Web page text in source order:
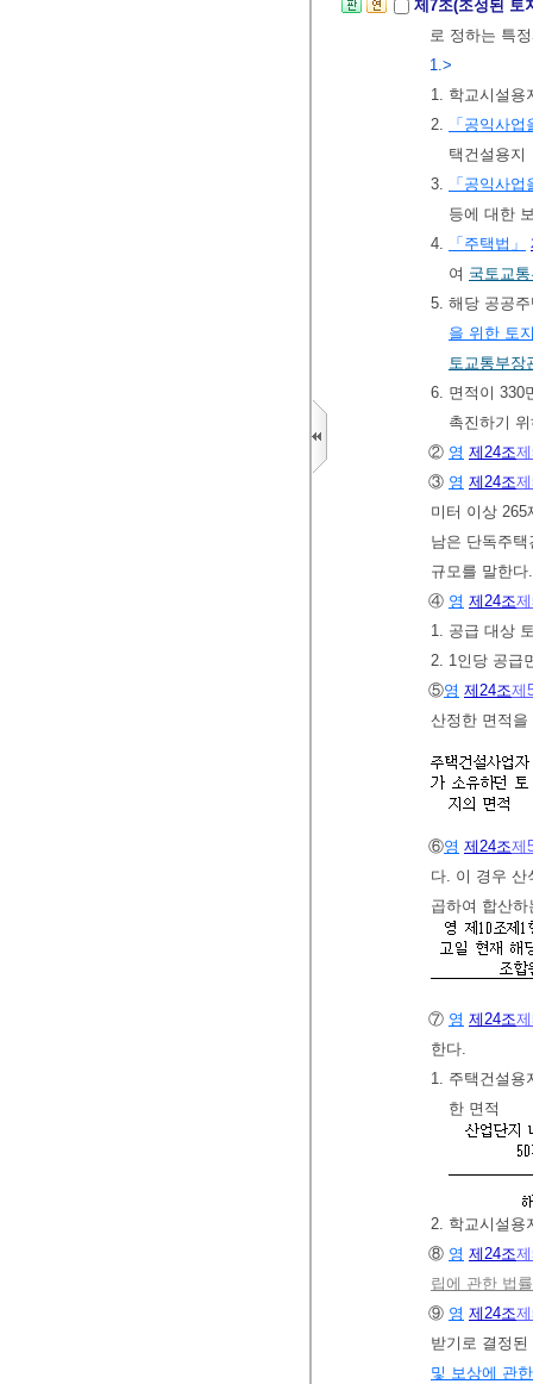
제7조(조성된 토
로 정하는 특
1.>
1. 학교시설용
2.
「공익사
택건설용지
3.
「공익사
등에 대한
4.
「주택법」
여 국토교
5. 해당 공공
을 위한 토
토교통부장
6. 면적이 330
촉진하기
② 영 제24조
③ 영 제24조
미터 이상
남은 단독주
규모를 말한다.
④ 영 제24조
1. 공급 대상
2. 1인당 공급
⑤영 제24조제
산정한 면적을
⑥영 제24조제
다. 이 경우 산
곱하여 합산
⑦ 영 제24조
한다.
1. 주택건설용
한 면적
2. 학교시설
⑧ 영 제24조
립에 관한 법
⑨ 영 제24조
받기로 결정
및 보상에 관